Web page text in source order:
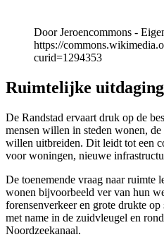
Door Jeroencommons -
https://
curid=1294353
Ruimtelijke
De Randstad ervaart druk op de
mensen willen in steden wonen,
willen uitbreiden. Dit leidt tot een
voor woningen, nieuwe
De toenemende vraag naar ruimte
wonen bijvoorbeeld ver van hun
forensenverkeer en grote drukte
met name in de zuidvleugel en
Noordzeekanaal.